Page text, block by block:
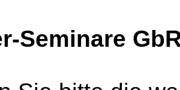
Seminare